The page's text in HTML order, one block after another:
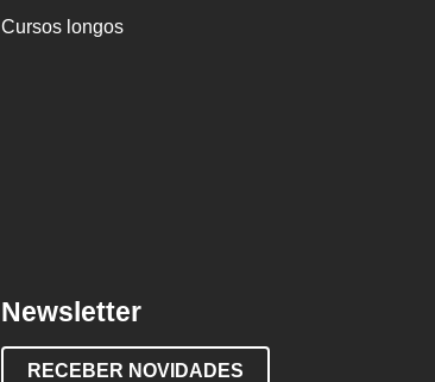
Cursos longos
Newsletter
RECEBER NOVIDADES